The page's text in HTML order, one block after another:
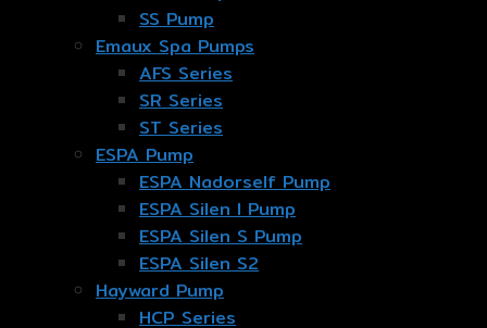
SS Pump
Emaux Spa Pumps
AFS Series
SR Series
ST Series
ESPA Pump
ESPA Nadorself Pump
ESPA Silen I Pump
ESPA Silen S Pump
ESPA Silen S2
Hayward Pump
HCP Series